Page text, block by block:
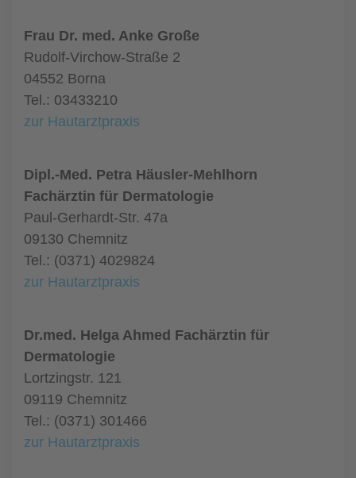
Frau Dr. med. Anke Große
Rudolf-Virchow-Straße 2
04552 Borna
Tel.: 03433210
zur Hautarztpraxis
Dipl.-Med. Petra Häusler-Mehlhorn
Fachärztin für Dermatologie
Paul-Gerhardt-Str. 47a
09130 Chemnitz
Tel.: (0371) 4029824
zur Hautarztpraxis
Dr.med. Helga Ahmed Fachärztin für
Dermatologie
Lortzingstr. 121
09119 Chemnitz
Tel.: (0371) 301466
zur Hautarztpraxis